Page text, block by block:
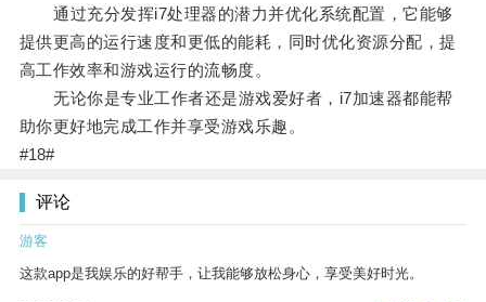
通过充分发挥i7处理器的潜力并优化系统配置，它能够
提供更高的运行速度和更低的能耗，同时优化资源分配，提
高工作效率和游戏运行的流畅度。
无论你是专业工作者还是游戏爱好者，i7加速器都能帮
助你更好地完成工作并享受游戏乐趣。
#18#
评论
游客
这款app是我娱乐的好帮手，让我能够放松身心，享受美好时光。